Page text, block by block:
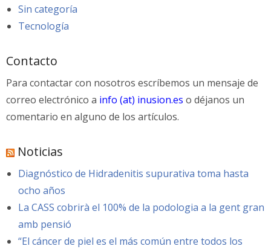
Sin categoría
Tecnología
Contacto
Para contactar con nosotros escríbemos un mensaje de
correo electrónico a info (at) inusion.es o déjanos un
comentario en alguno de los artículos.
Noticias
Diagnóstico de Hidradenitis supurativa toma hasta
ocho años
La CASS cobrirà el 100% de la podologia a la gent gran
amb pensió
“El cáncer de piel es el más común entre todos los